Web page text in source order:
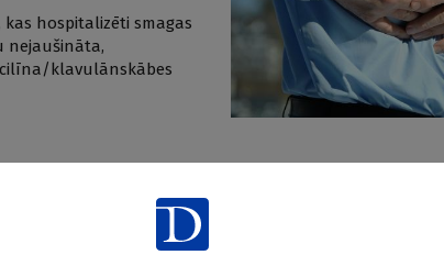
hospitalizēti smagas
nejaušināta,
klavulānskābes
un meta–analīze